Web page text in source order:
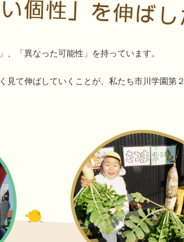
「異なった可能性」を持っています。
見て伸ばしていくことが、私たち市川学園第２